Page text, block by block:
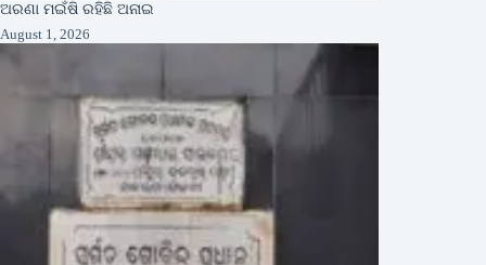
ଅରଣା ମଇଁଷି ରହିଛି ଅନାଇ
August 1, 2026